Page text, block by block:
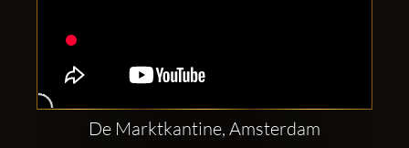
De Marktkantine, Amsterdam